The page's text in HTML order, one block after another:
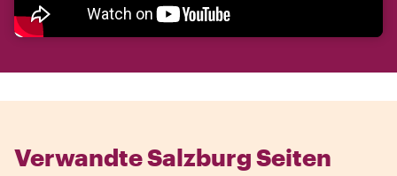
Verwandte Salzburg Seiten